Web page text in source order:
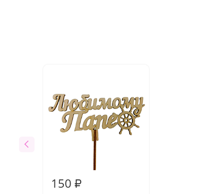
150 ₽